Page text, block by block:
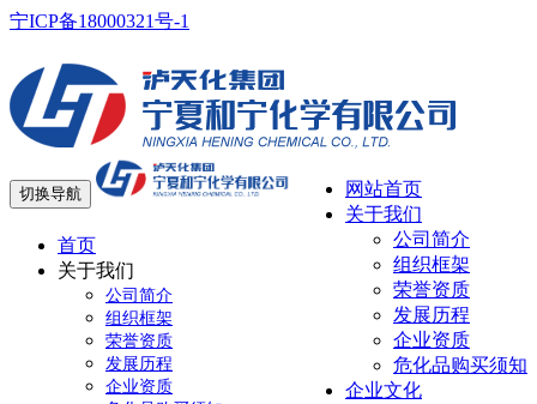
宁ICP备18000321号-1
网站首页
关于我们
公司简介
组织框架
荣誉资质
发展历程
企业资质
危化品购买须知
企业文化
切换导航
首页
关于我们
公司简介
组织框架
荣誉资质
发展历程
企业资质